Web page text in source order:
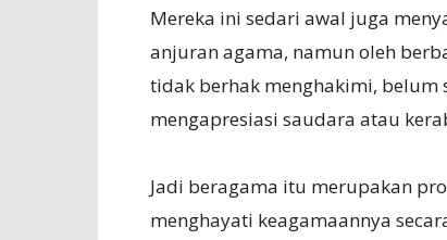
Mereka ini sedari awal juga
anjuran agama, namun oleh
tidak berhak menghakimi,
mengapresiasi saudara atau
Jadi beragama itu merupakan
menghayati keagamaannya